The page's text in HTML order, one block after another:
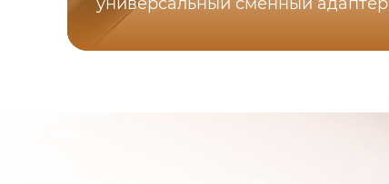
универсальный сменный адаптер